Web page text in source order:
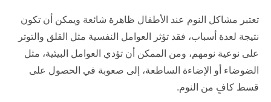
تعتبر مشاكل النوم عند الأطفال ظاهرة شائعة ويمكن أن تكون
نتيجة لعدة أسباب، فقد تؤثر العوامل النفسية مثل القلق والتوتر
على نوعية نومهم، ومن الممكن أن تؤدي العوامل البيئية، مثل
الضوضاء أو الإضاءة الساطعة، إلى صعوبة في الحصول على
قسط كافٍ من النوم.